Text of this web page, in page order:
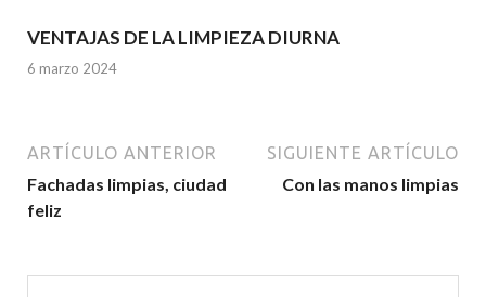
VENTAJAS DE LA LIMPIEZA DIURNA
6 marzo 2024
ARTÍCULO ANTERIOR
Fachadas limpias, ciudad
feliz
SIGUIENTE ARTÍCULO
Con las manos limpias